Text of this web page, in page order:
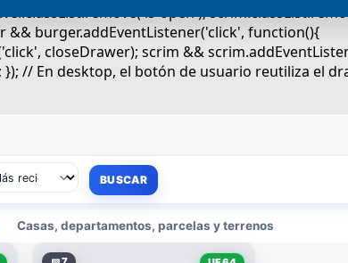
Casas, departamentos, parcelas y terrenos